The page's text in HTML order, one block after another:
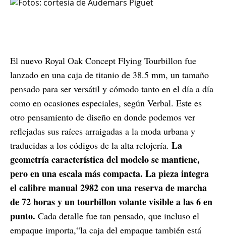
El nuevo Royal Oak Concept Flying Tourbillon fue
lanzado en una caja de titanio de 38.5 mm, un tamaño
pensado para ser versátil y cómodo tanto en el día a día
como en ocasiones especiales, según Verbal. Este es
otro pensamiento de diseño en donde podemos ver
reflejadas sus raíces arraigadas a la moda urbana y
traducidas a los códigos de la alta relojería. La
geometría característica del modelo se mantiene,
pero en una escala más compacta. La pieza integra
el calibre manual 2982 con una reserva de marcha
de 72 horas y un tourbillon volante visible a las 6 en
punto. Cada detalle fue tan pensado, que incluso el
empaque importa,“la caja del empaque también está